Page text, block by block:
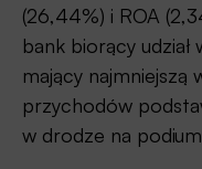
(26,44%) i ROA
bank biorący
mający najmniejszą
przychodów
w drodze na